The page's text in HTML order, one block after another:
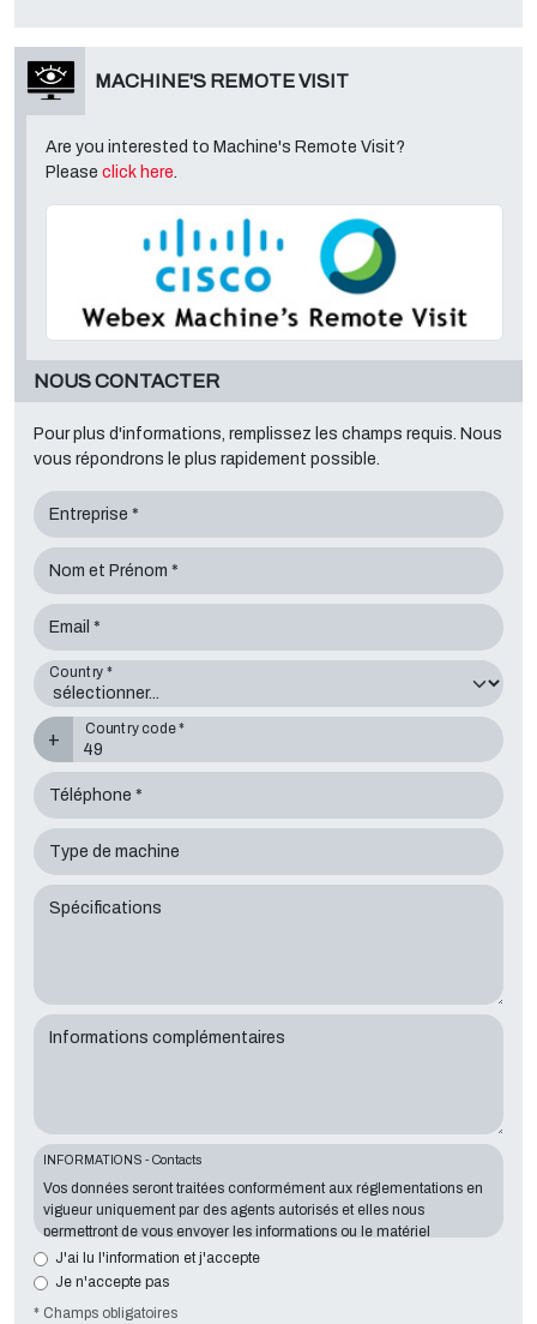
MACHINE'S REMOTE VISIT
Are you interested to Machine's Remote Visit?
Please click here
NOUS CONTACTER
Pour plus d'informations, remplissez les champs requis. Nous
vous répondrons le plus rapidement possible.
Entreprise *
Nom et Prénom *
Email *
Country *
+
Country code *
Téléphone *
Type de machine
Spécifications
Informations complémentaires
INFORMATIONS - Contacts
Vos données seront traitées conformément aux réglementations en
vigueur uniquement par des agents autorisés et elles nous
permettront de vous envoyer les informations ou le matériel
demandés. La communication d'information est essentielle au
regard de l'objectif exposé; les données manquantes nous mettront
Le responsable du traitement des données est
J'ai lu l'information et j'accepte
Je n'accepte pas
* Champs obligatoires